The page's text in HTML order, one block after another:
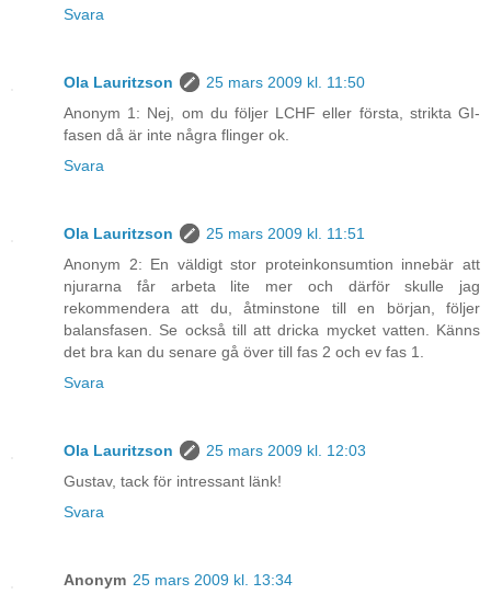
Svara
Ola Lauritzson
25 mars 2009 kl. 11:50
Anonym 1: Nej, om du följer LCHF eller första, strikta GI-
fasen då är inte några flinger ok.
Svara
Ola Lauritzson
25 mars 2009 kl. 11:51
Anonym 2: En väldigt stor proteinkonsumtion innebär att
njurarna får arbeta lite mer och därför skulle jag
rekommendera att du, åtminstone till en början, följer
balansfasen. Se också till att dricka mycket vatten. Känns
det bra kan du senare gå över till fas 2 och ev fas 1.
Svara
Ola Lauritzson
25 mars 2009 kl. 12:03
Gustav, tack för intressant länk!
Svara
Anonym 25 mars 2009 kl. 13:34